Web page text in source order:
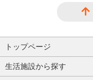
トップページ
生活施設から探す